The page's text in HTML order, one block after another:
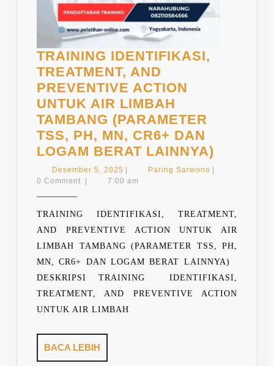
TRAINING IDENTIFIKASI,
TREATMENT, AND
PREVENTIVE ACTION
UNTUK AIR LIMBAH
TAMBANG (PARAMETER
TSS, PH, MN, CR6+ DAN
LOGAM BERAT LAINNYA)
ACTION
UNTUK
AIR
LIMBAH
Desember 5, 2025 Desember
5,
| Paring SarwonoParing
|
0 Comment
| 7:00 am
TRAINING IDENTIFIKASI, TREATMENT,
AND PREVENTIVE ACTION UNTUK AIR
LIMBAH TAMBANG (PARAMETER TSS, PH,
MN, CR6+ DAN LOGAM BERAT LAINNYA)
DESKRIPSI TRAINING IDENTIFIKASI,
TREATMENT, AND PREVENTIVE ACTION
UNTUK AIR LIMBAH
BACA LEBIH
LEBIH